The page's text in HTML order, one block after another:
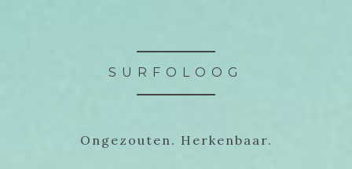
SURFOLOOG
Ongezouten. Herkenbaar.